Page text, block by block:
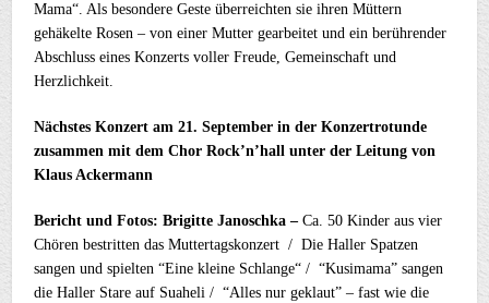
Mama“. Als besondere Geste überreichten sie ihren Müttern
gehäkelte Rosen – von einer Mutter gearbeitet und ein berührender
Abschluss eines Konzerts voller Freude, Gemeinschaft und
Herzlichkeit.
Nächstes Konzert am 21. September in der Konzertrotunde
zusammen mit dem Chor Rock’n’hall unter der Leitung von
Klaus Ackermann
Bericht und Fotos: Brigitte Janoschka –Ca. 50 Kinder aus vier
Chören bestritten das Muttertagskonzert / Die Haller Spatzen
sangen und spielten “Eine kleine Schlange“ / “Kusimama” sangen
die Haller Stare auf Suaheli / “Alles nur geklaut” – fast wie die